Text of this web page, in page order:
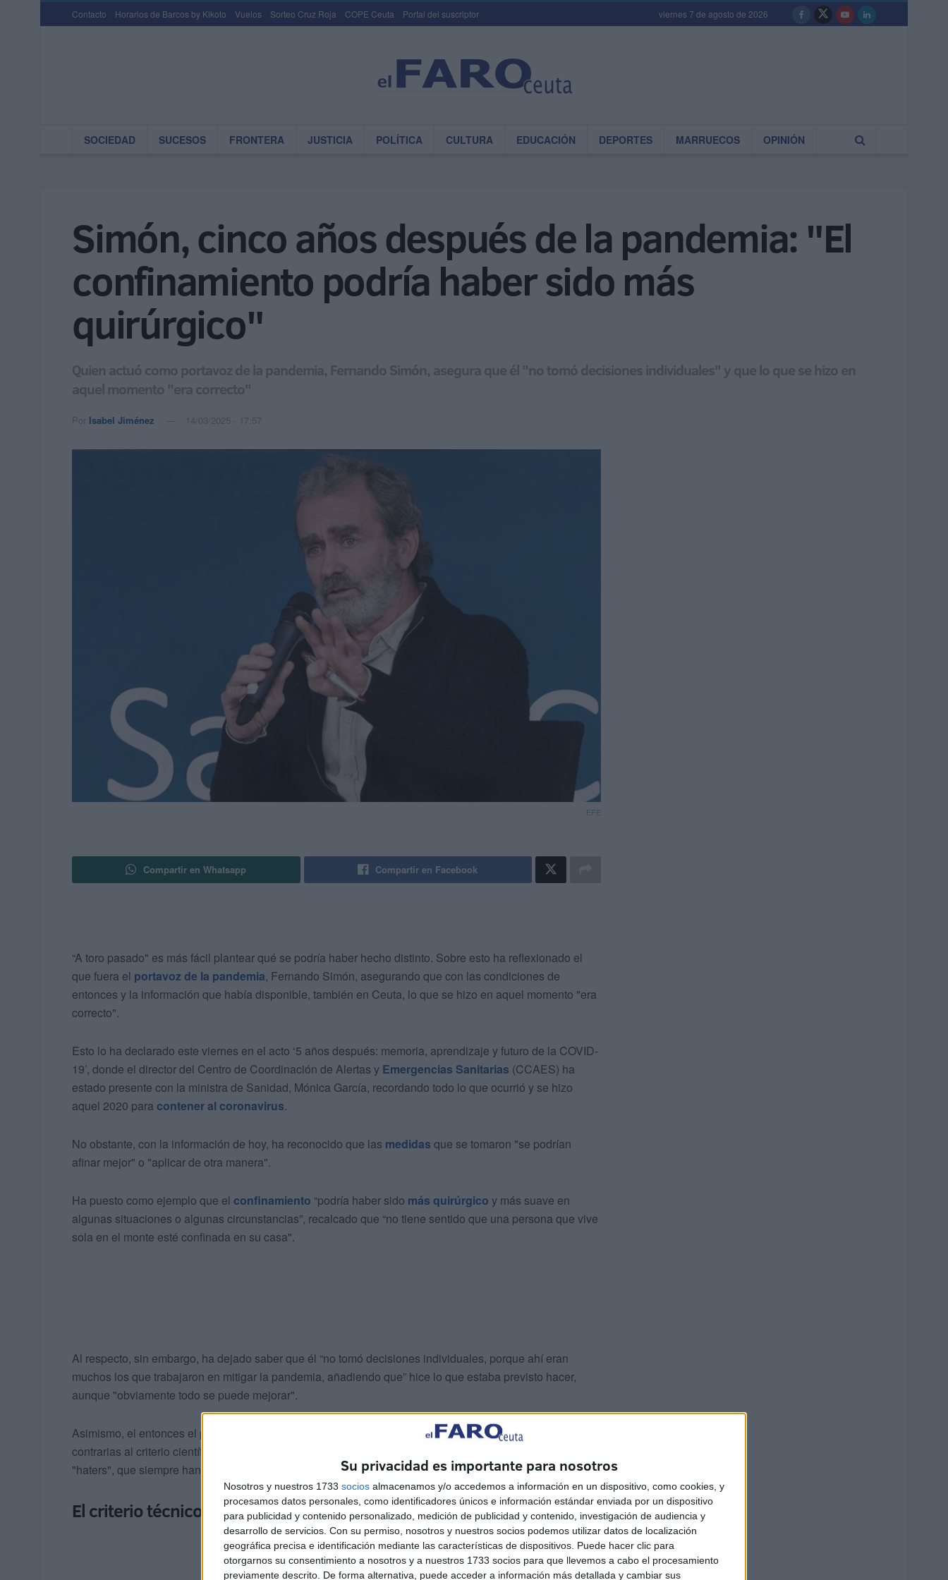
Su privacidad es importante para nosotros
Nosotros y nuestros 1733 socios almacenamos y/o accedemos a información en un dispositivo, como cookies, y
procesamos datos personales, como identificadores únicos e información estándar enviada por un dispositivo
para publicidad y contenido personalizado, medición de publicidad y contenido, investigación de audiencia y
desarrollo de servicios. Con su permiso, nosotros y nuestros socios podemos utilizar datos de localización
geográfica precisa e identificación mediante las características de dispositivos. Puede hacer clic para
otorgarnos su consentimiento a nosotros y a nuestros 1733 socios para que llevemos a cabo el procesamiento
previamente descrito. De forma alternativa, puede acceder a información más detallada y cambiar sus
Contacto Horarios de Barcos by Kikoto Vuelos Sorteo Cruz Roja COPE Ceuta Portal del suscriptor viernes 7 de agosto de 2026
SOCIEDAD SUCESOS FRONTERA JUSTICIA POLÍTICA CULTURA EDUCACIÓN DEPORTES MARRUECOS OPINIÓN
Simón, cinco años después de la pandemia: "El
confinamiento podría haber sido más
quirúrgico"
Quien actuó como portavoz de la pandemia, Fernando Simón, asegura que él "no tomó decisiones individuales" y que lo que se hizo en
aquel momento "era correcto"
Por Isabel Jiménez 14/03/2025 - 17:57
EFE
Compartir en Whatsapp Compartir en Facebook
“A toro pasado" es más fácil plantear qué se podría haber hecho distinto. Sobre esto ha reflexionado el
que fuera el portavoz de la pandemia, Fernando Simón, asegurando que con las condiciones de
entonces y la información que había disponible, también en Ceuta, lo que se hizo en aquel momento "era
correcto".
Esto lo ha declarado este viernes en el acto ‘5 años después: memoria, aprendizaje y futuro de la COVID-
19’, donde el director del Centro de Coordinación de Alertas y Emergencias Sanitarias (CCAES) ha
estado presente con la ministra de Sanidad, Mónica García, recordando todo lo que ocurrió y se hizo
aquel 2020 para contener al coronavirus.
No obstante, con la información de hoy, ha reconocido que las medidas que se tomaron "se podrían
afinar mejor" o "aplicar de otra manera".
Ha puesto como ejemplo que el confinamiento “podría haber sido más quirúrgico y más suave en
algunas situaciones o algunas circunstancias”, recalcado que “no tiene sentido que una persona que vive
sola en el monte esté confinada en su casa".
Al respecto, sin embargo, ha dejado saber que él “no tomó decisiones individuales, porque ahí eran
muchos los que trabajaron en mitigar la pandemia, añadiendo que” hice lo que estaba previsto hacer,
aunque "obviamente todo se puede mejorar".
Asimismo, el entonces el portavoz de la pandemia ha asegurado que "nunca" defendió posturas políticas
contrarias al criterio científico y que jamás se planteó dimitir ni dejar de hacer su trabajo por críticas de
"haters", que siempre han sido menos que los agradecimientos.
El criterio técnico por encima de las posiciones políticas